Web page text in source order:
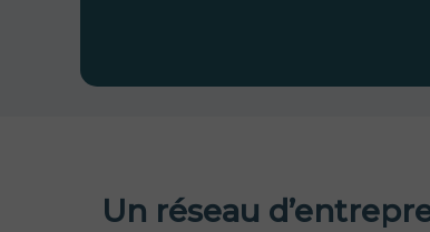
Un réseau